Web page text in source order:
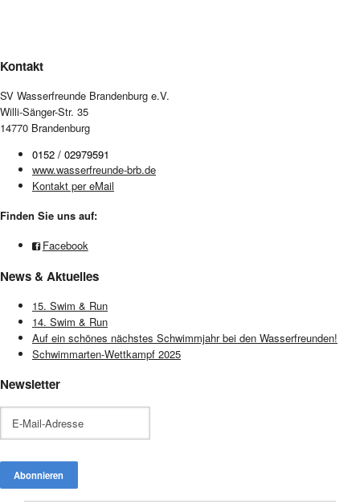
Kontakt
SV Wasserfreunde Brandenburg e.V.
Willi-Sänger-Str. 35
14770 Brandenburg
0152 / 02979591
www.wasserfreunde-brb.de
Kontakt per eMail
Finden Sie uns auf:
Facebook
News & Aktuelles
15. Swim & Run
14. Swim & Run
Auf ein schönes nächstes Schwimmjahr bei den Wasserfreunden!
Schwimmarten-Wettkampf 2025
Newsletter
Mail-
Abonnieren